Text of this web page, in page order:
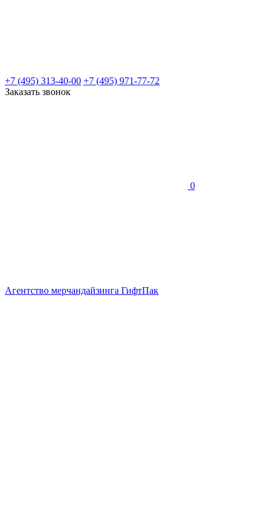
+7 (495) 313-40-00 +7 (495) 971-77-72
Заказать звонок
0
Агентство мерчандайзинга ГифтПак